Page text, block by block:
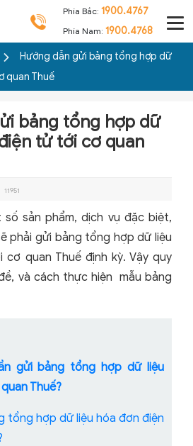
Phía Bắc: 1900.4767
Phía Nam: 1900.4768
Hướng dẫn gửi bảng tổng hợp dữ
quan Thuế
bảng tổng hợp dữ
tử tới cơ quan
11951
số sản phẩm, dịch vụ đặc biệt,
phải gửi bảng tổng hợp dữ liệu
quan Thuế định kỳ. Vậy quy
và cách thực hiện mẫu bảng
gửi bảng tổng hợp dữ liệu
Thuế?
tổng hợp dữ liệu hóa đơn điện